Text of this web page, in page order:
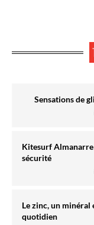
Sensations de
Kitesurf Almanarre
sécurité
Le zinc, un minéral
quotidien